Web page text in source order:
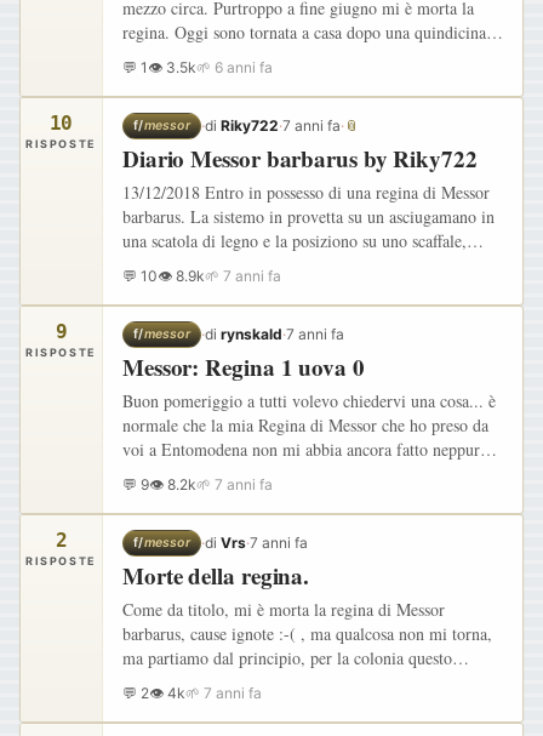
mezzo circa. Purtroppo a fine giugno mi è morta la
regina. Oggi sono tornata a casa dopo una quindicina
di giorni e ho scoperto che ci sono 3 formuche alate.
Credo…
💬 1 👁 3.5k🌱 6 anni fa
10
RISPOSTE
f/messor ·di Riky722·7 anni fa· 📎
Diario Messor barbarus by Riky722
13/12/2018 Entro in possesso di una regina di Messor
barbarus. La sistemo in provetta su un asciugamano in
una scatola di legno e la posiziono su uno scaffale,
facendo attenzione alle vibrazioni e ai rumori. La
solita…
💬 10👁 8.9k🌱 7 anni fa
9
RISPOSTE
f/messor ·di rynskald·7 anni fa
Messor: Regina 1 uova 0
Buon pomeriggio a tutti volevo chiedervi una cosa... è
normale che la mia Regina di Messor che ho preso da
voi a Entomodena non mi abbia ancora fatto neppure
uno straccio di ovetto? Beve (ha finito i 3/4 di
provetta) ed…
💬 9👁 8.2k🌱 7 anni fa
2
RISPOSTE
f/messor ·di Vrs·7 anni fa
Morte della regina.
Come da titolo, mi è morta la regina di Messor
barbarus, cause ignote :-( , ma qualcosa non mi torna,
ma partiamo dal principio, per la colonia questo
sarebbe stato il 3 anno, la crescita procedeva un pò a
rilento a…
💬 2👁 4k🌱 7 anni fa